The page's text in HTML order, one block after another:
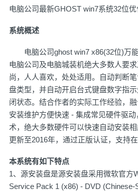
电脑公司最新GHOST win7系统32位
系统概述
电脑公司ghost win7 x86(32位)万
电脑公司及电脑城装机绝大多数人要
尚，人人喜欢，处处适用。自动判断
盘类型，并自动开启台式键盘数字指
闭状态。结合作者的实际工作经验，融
安装维护方便快速 - 集成常见硬件驱
术，绝大多数硬件可以快速自动安装
更新至2016年，通过正版认证，支持
本系统有如下特点
1、源安装盘是源安装盘采用微软官方
Service Pack 1 (x86) - DVD (Chinese-